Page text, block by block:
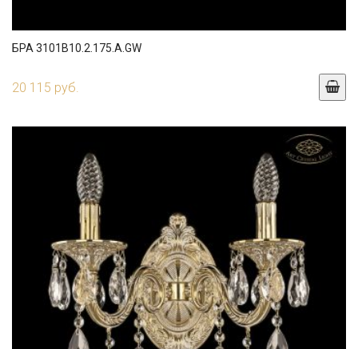
БРА 3101B10.2.175.A.GW
20 115 руб.